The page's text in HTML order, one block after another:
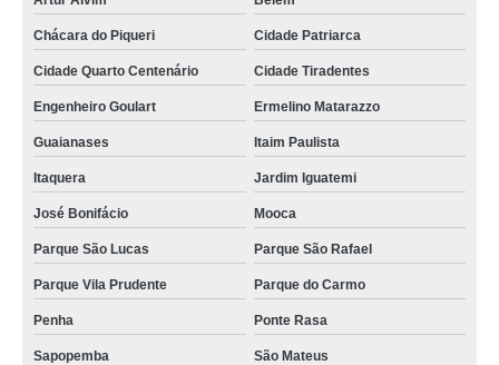
Chácara do Piqueri Cidade Patriarca
Cidade Quarto Centenário Cidade Tiradentes
Engenheiro Goulart Ermelino Matarazzo
Guaianases Itaim Paulista
Itaquera Jardim Iguatemi
José Bonifácio Mooca
Parque São Lucas Parque São Rafael
Parque Vila Prudente Parque do Carmo
Penha Ponte Rasa
Sapopemba São Mateus